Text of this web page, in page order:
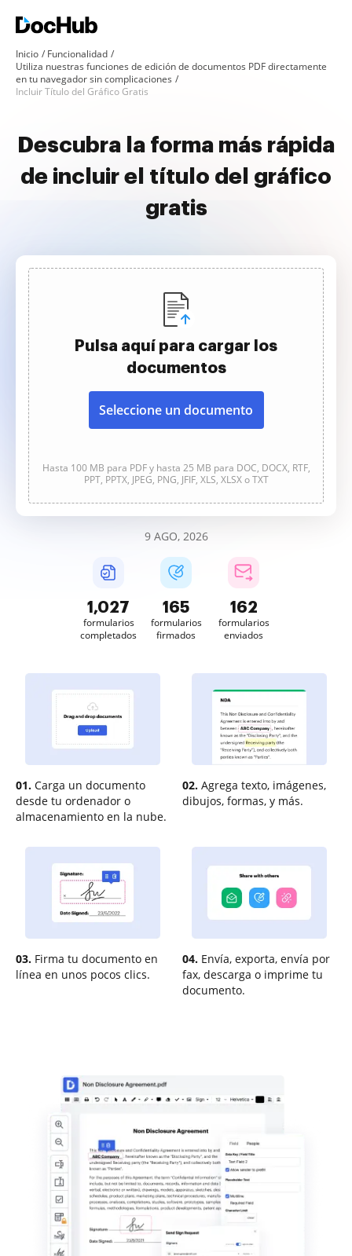
Inicio
Funcionalidad
Utiliza nuestras funciones de edición de documentos PDF directamente
en tu navegador sin complicaciones
Incluir Título del Gráfico Gratis
Descubra la forma más rápida
de incluir el título del gráfico
gratis
Pulsa aquí para cargar los
documentos
Seleccione un documento
Hasta 100 MB para PDF y hasta 25 MB para DOC, DOCX, RTF,
PPT, PPTX, JPEG, PNG, JFIF, XLS, XLSX o TXT
9 AGO, 2026
1,027
formularios
completados
165
formularios
firmados
162
formularios
enviados
01. Carga un documento
desde tu ordenador o
almacenamiento en la nube.
02. Agrega texto, imágenes,
dibujos, formas, y más.
03. Firma tu documento en
línea en unos pocos clics.
04. Envía, exporta, envía por
fax, descarga o imprime tu
documento.